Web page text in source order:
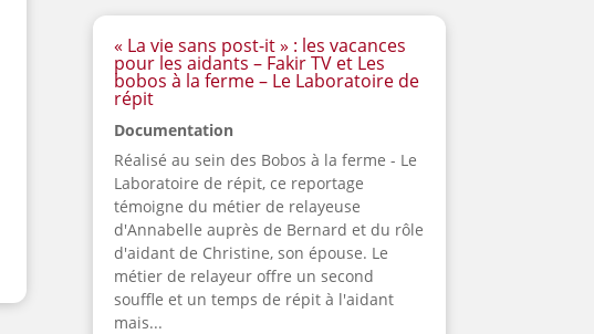
« La vie sans post-it » : les vacances
pour les aidants – Fakir TV et Les
bobos à la ferme – Le Laboratoire de
répit
Documentation
Réalisé au sein des Bobos à la ferme - Le
Laboratoire de répit, ce reportage
témoigne du métier de relayeuse
d'Annabelle auprès de Bernard et du rôle
d'aidant de Christine, son épouse. Le
métier de relayeur offre un second
souffle et un temps de répit à l'aidant
mais...